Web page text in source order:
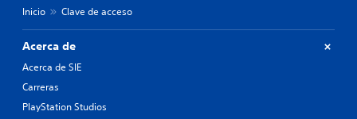
Inicio Clave de acceso
Acerca de
Acerca de SIE
Carreras
PlayStation Studios